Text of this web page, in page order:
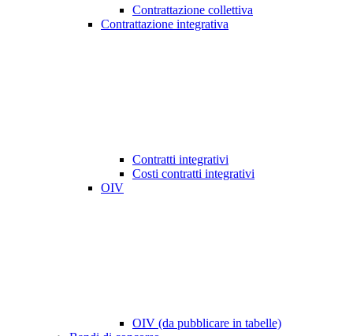
Contrattazione collettiva
Contrattazione integrativa
Contratti integrativi
Costi contratti integrativi
OIV
OIV (da pubblicare in tabelle)